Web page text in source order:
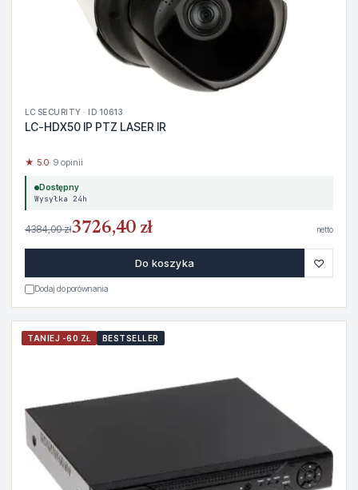
LC SECURITY · ID 10613
LC-HDX50 IP PTZ LASER IR
★ 5.0· 9 opinii
Dostępny
Wysyłka 24h
4384,00 zł3726,40 zł netto
Do koszyka ♡
Dodaj do porównania
TANIEJ -60 ZŁ BESTSELLER